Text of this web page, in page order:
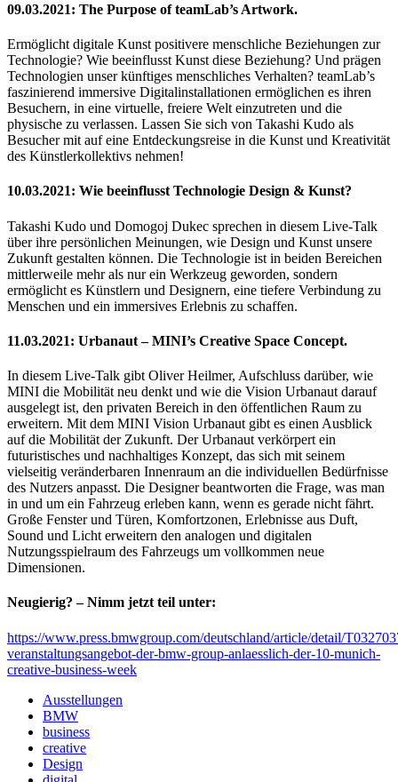
09.03.2021: The Purpose of teamLab’s Artwork.
Ermöglicht digitale Kunst positivere menschliche Beziehungen zur
Technologie? Wie beeinflusst Kunst diese Beziehung? Und prägen
Technologien unser künftiges menschliches Verhalten? teamLab’s
faszinierend immersive Digitalinstallationen ermöglichen es ihren
Besuchern, in eine virtuelle, freiere Welt einzutreten und die
physische zu verlassen. Lassen Sie sich von Takashi Kudo als
Besucher mit auf eine Entdeckungsreise in die Kunst und Kreativität
des Künstlerkollektivs nehmen!
10.03.2021: Wie beeinflusst Technologie Design & Kunst?
Takashi Kudo und Domogoj Dukec sprechen in diesem Live-Talk
über ihre persönlichen Meinungen, wie Design und Kunst unsere
Zukunft gestalten können. Die Technologie ist in beiden Bereichen
mittlerweile mehr als nur ein Werkzeug geworden, sondern
ermöglicht es Künstlern und Designern, eine tiefere Verbindung zu
Menschen und ein immersives Erlebnis zu schaffen.
11.03.2021: Urbanaut – MINI’s Creative Space Concept.
In diesem Live-Talk gibt Oliver Heilmer, Aufschluss darüber, wie
MINI die Mobilität neu denkt und wie die Vision Urbanaut darauf
ausgelegt ist, den privaten Bereich in den öffentlichen Raum zu
erweitern. Mit dem MINI Vision Urbanaut gibt es einen Ausblick
auf die Mobilität der Zukunft. Der Urbanaut verkörpert ein
futuristisches und nachhaltiges Konzept, das sich mit seinem
vielseitig veränderbaren Innenraum an die individuellen Bedürfnisse
des Nutzers anpasst. Die Designer beantworten die Frage, was man
in und um ein Fahrzeug erleben kann, wenn es gerade nicht fährt.
Große Fenster und Türen, Komfortzonen, Erlebnisse aus Duft,
Sound und Licht erweitern den analogen und digitalen
Nutzungsspielraum des Fahrzeugs um vollkommen neue
Dimensionen.
Neugierig? – Nimm jetzt teil unter:
https://www.press.bmwgroup.com/deutschland/article/detail/
veranstaltungsangebot-der-bmw-group-anlaesslich-der-10-munich-
creative-business-week
Ausstellungen
BMW
business
creative
Design